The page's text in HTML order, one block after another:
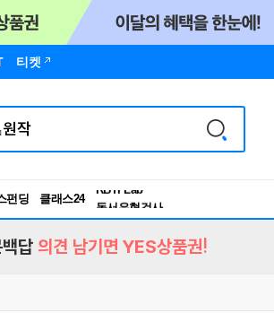
티켓
펀딩 클래스24
독서유형검사
답 의견 남기면 YES상품권!